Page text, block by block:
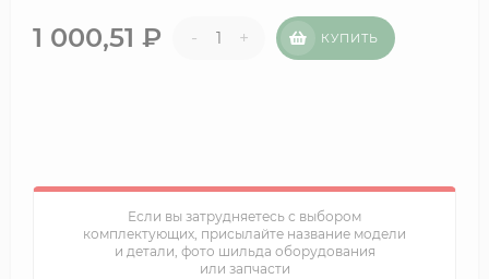
1 000,51 ₽ - + КУПИТЬ
Если вы затрудняетесь с выбором
комплектующих, присылайте название модели
и детали, фото шильда оборудования
или запчасти